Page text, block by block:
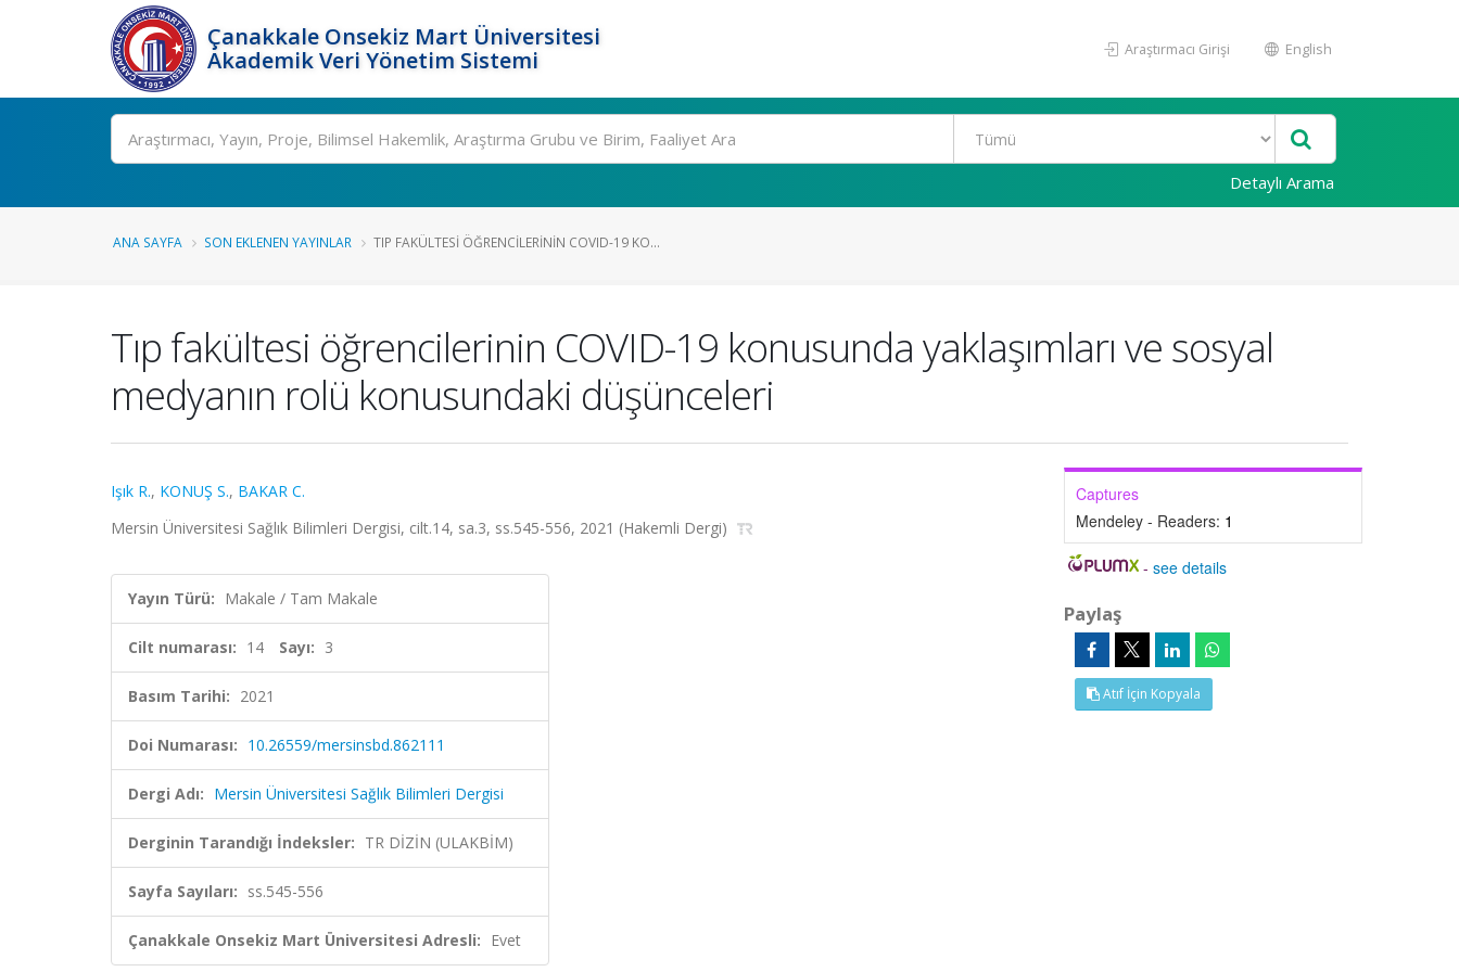
Çanakkale Onsekiz Mart Üniversitesi
Akademik Veri Yönetim Sistemi
Araştırmacı Girişi English
Ara
Detaylı Arama
ANA SAYFA SON EKLENEN YAYINLAR TIP FAKÜLTESI ÖĞRENCILERININ COVID-19 KO...
Tıp fakültesi öğrencilerinin COVID-19 konusunda yaklaşımları ve sosyal
medyanın rolü konusundaki düşünceleri
Işık R., KONUŞ S., BAKAR C.
Mersin Üniversitesi Sağlık Bilimleri Dergisi, cilt.14, sa.3, ss.545-556, 2021 (Hakemli Dergi)
Yayın Türü: Makale / Tam Makale
Cilt numarası: 14 Sayı: 3
Basım Tarihi: 2021
Doi Numarası: 10.26559/mersinsbd.862111
Dergi Adı: Mersin Üniversitesi Sağlık Bilimleri Dergisi
Derginin Tarandığı İndeksler: TR DİZİN (ULAKBİM)
Sayfa Sayıları: ss.545-556
Çanakkale Onsekiz Mart Üniversitesi Adresli: Evet
Captures
Mendeley - Readers: 1
-see details
Paylaş
Atıf İçin Kopyala